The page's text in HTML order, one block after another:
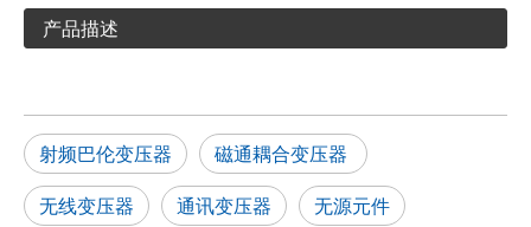
产品描述
射频巴伦变压器
磁通耦合变压器
无线变压器
通讯变压器 无源元件